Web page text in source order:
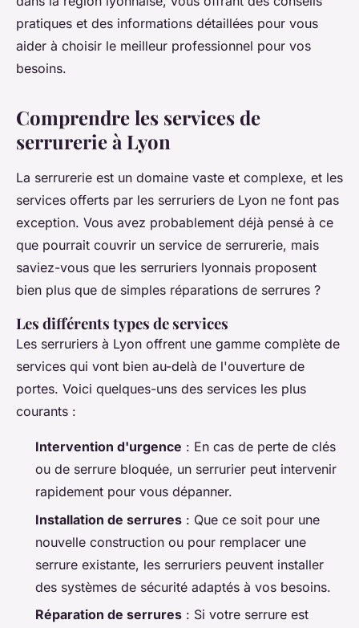
pratiques et des informations détaillées pour vous
aider à choisir le meilleur professionnel pour vos
besoins.
Comprendre les services de
serrurerie à Lyon
La serrurerie est un domaine vaste et complexe, et les
services offerts par les serruriers de Lyon ne font pas
exception. Vous avez probablement déjà pensé à ce
que pourrait couvrir un service de serrurerie, mais
saviez-vous que les serruriers lyonnais proposent
bien plus que de simples réparations de serrures ?
Les différents types de services
Les serruriers à Lyon offrent une gamme complète de
services qui vont bien au-delà de l'ouverture de
portes. Voici quelques-uns des services les plus
courants :
Intervention d'urgence : En cas de perte de clés
ou de serrure bloquée, un serrurier peut intervenir
rapidement pour vous dépanner.
Installation de serrures : Que ce soit pour une
nouvelle construction ou pour remplacer une
serrure existante, les serruriers peuvent installer
des systèmes de sécurité adaptés à vos besoins.
Réparation de serrures : Si votre serrure est